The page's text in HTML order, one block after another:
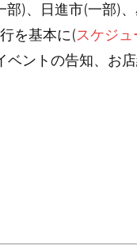
)、日進市(一部)
を基本に(スケジュ
ントの告知、お